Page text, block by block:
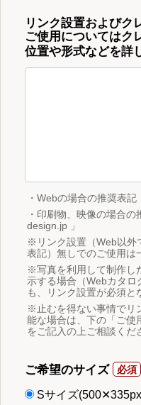
リンク設置およびク
ご使用についてはク
位置や形式などを詳
・Webの場合の推奨表記
・印刷物、映像の場合
design.jp 」
※リンク設置（Web以外
表記）無しでのご使用は
※写真を利用して制作し
示する場合（Webカタロ
も、リンク設置が必須と
※止むを得ない事情でリ
能な場合は、下の「ご使
をご記入の上ご相談くだ
ご希望のサイズ
Sサイズ